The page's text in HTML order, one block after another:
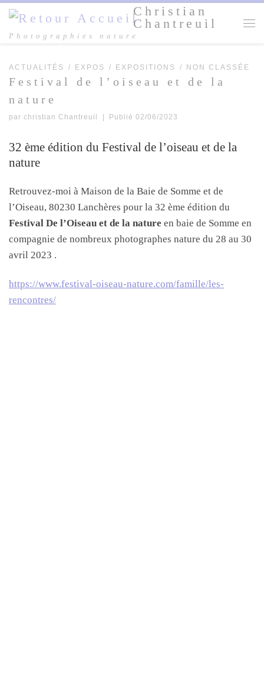
Passer au contenu
Christian
Chantreuil
Photographies nature
ACTUALITÉS EXPOS EXPOSITIONS NON CLASSÉE
Festival de l’oiseau et de la
nature
par christian Chantreuil Publié02/06/2023
32 ème édition du Festival de l’oiseau et de la
nature
Retrouvez-moi à Maison de la Baie de Somme et de
l’Oiseau, 80230 Lanchères pour la 32 ème édition du
Festival De l’Oiseau et de la nature en baie de Somme en
compagnie de nombreux photographes nature du 28 au 30
avril 2023 .
https://www.festival-oiseau-nature.com/famille/les-
rencontres/